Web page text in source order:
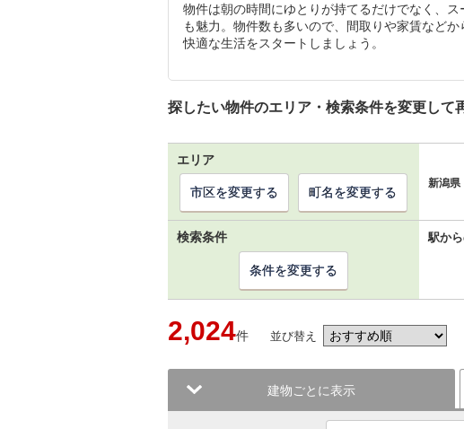
物件は朝の時間にゆとりが持てるだけでなく、
も魅力。物件数も多いので、間取りや家賃など
快適な生活をスタートしましょう。
探したい物件のエリア・検索条件を変更して
エリア
新潟県
市区を変更する 町名を変更する
検索条件 駅から
条件を変更する
2,024件 並び替え
建物ごとに表示